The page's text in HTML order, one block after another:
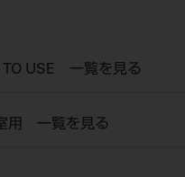
TO USE 一覧を見る
用 一覧を見る